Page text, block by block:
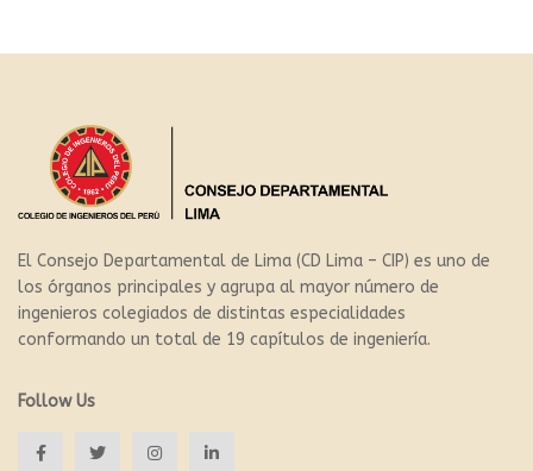
El Consejo Departamental de Lima (CD Lima – CIP) es uno de
los órganos principales y agrupa al mayor número de
ingenieros colegiados de distintas especialidades
conformando un total de 19 capítulos de ingeniería.
Follow Us